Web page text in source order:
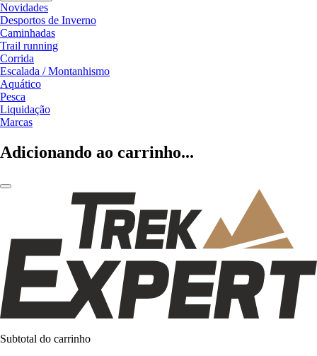
Novidades
Desportos de Inverno
Caminhadas
Trail running
Corrida
Escalada / Montanhismo
Aquático
Pesca
Liquidação
Marcas
Adicionando ao carrinho...
Subtotal do carrinho